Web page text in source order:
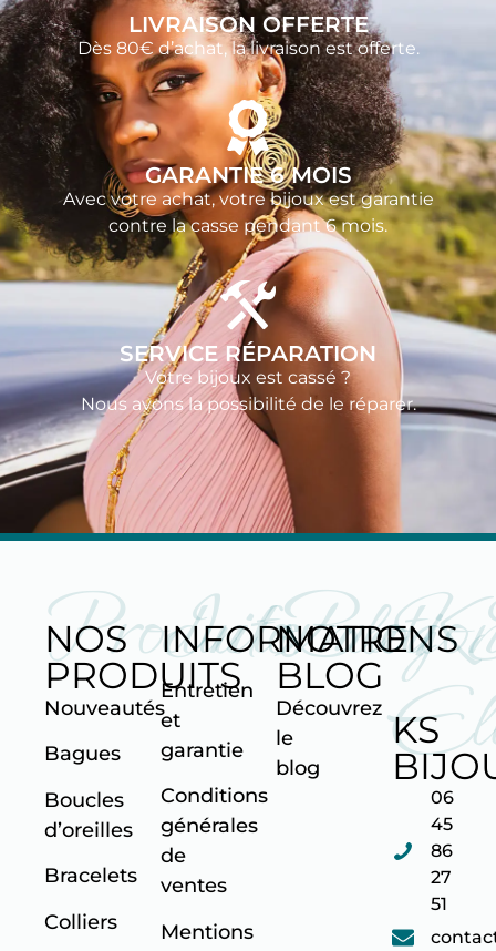
LIVRAISON OFFERTE
Dès 80€ d’achat, la livraison est offerte.
GARANTIE 6 MOIS
Avec votre achat, votre bijoux est garantie
contre la casse pendant 6 mois.
SERVICE RÉPARATION
Votre bijoux est cassé ?
Nous avons la possibilité de le réparer.
Produits
NOS
PRODUITS
Nouveautés
Bagues
Boucles
d’oreilles
Bracelets
Colliers
INFORMATIONS
Entretien
et
garantie
Conditions
générales
de
ventes
Mentions
Blog
NOTRE
BLOG
Découvrez
le
blog
KS
06
45
86
27
51